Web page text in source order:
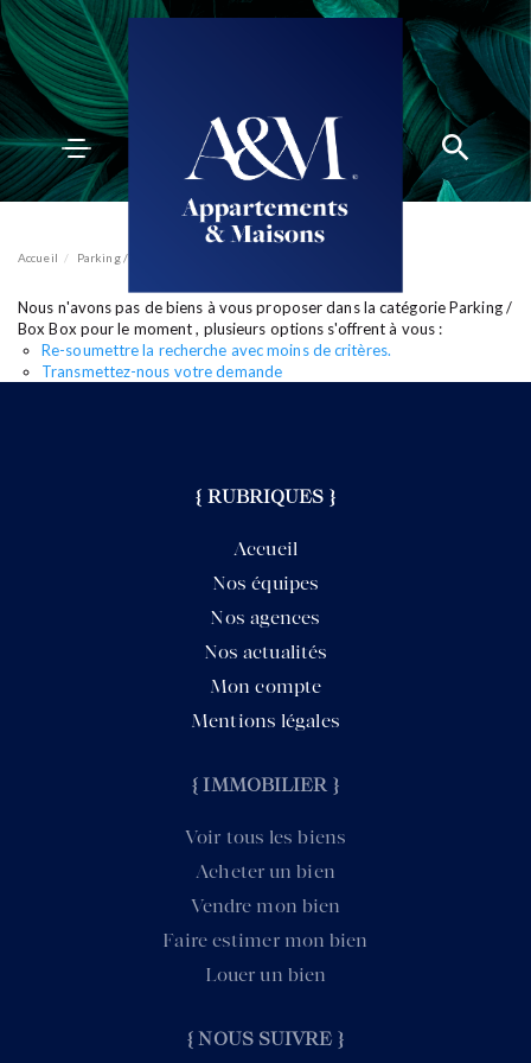
ACCUEIL
ACHETER
BIENS VENDUS
LOUER
ÉQUIPE
ACTUALITÉS
mon compte EN
Accueil Parking / Box
Nous n'avons pas de biens à vous proposer dans la catégorie Parking /
Box Box pour le moment , plusieurs options s'offrent à vous :
Re-soumettre la recherche avec moins de critères.
Transmettez-nous votre demande
{ RUBRIQUES }
Accueil
Nos équipes
Nos agences
Nos actualités
Mon compte
Mentions légales
{ IMMOBILIER }
Voir tous les biens
Acheter un bien
Vendre mon bien
Faire estimer mon bien
Louer un bien
{ NOUS SUIVRE }